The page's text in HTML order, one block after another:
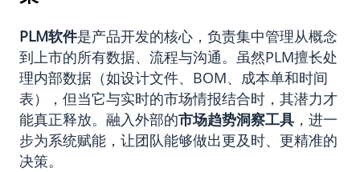
PLM软件是产品开发的核心，负责集中管理从概念
到上市的所有数据、流程与沟通。虽然PLM擅长处
理内部数据（如设计文件、BOM、成本单和时间
表），但当它与实时的市场情报结合时，其潜力才
能真正释放。融入外部的市场趋势洞察工具 ，进一
步为系统赋能，让团队能够做出更及时、更精准的
决策。